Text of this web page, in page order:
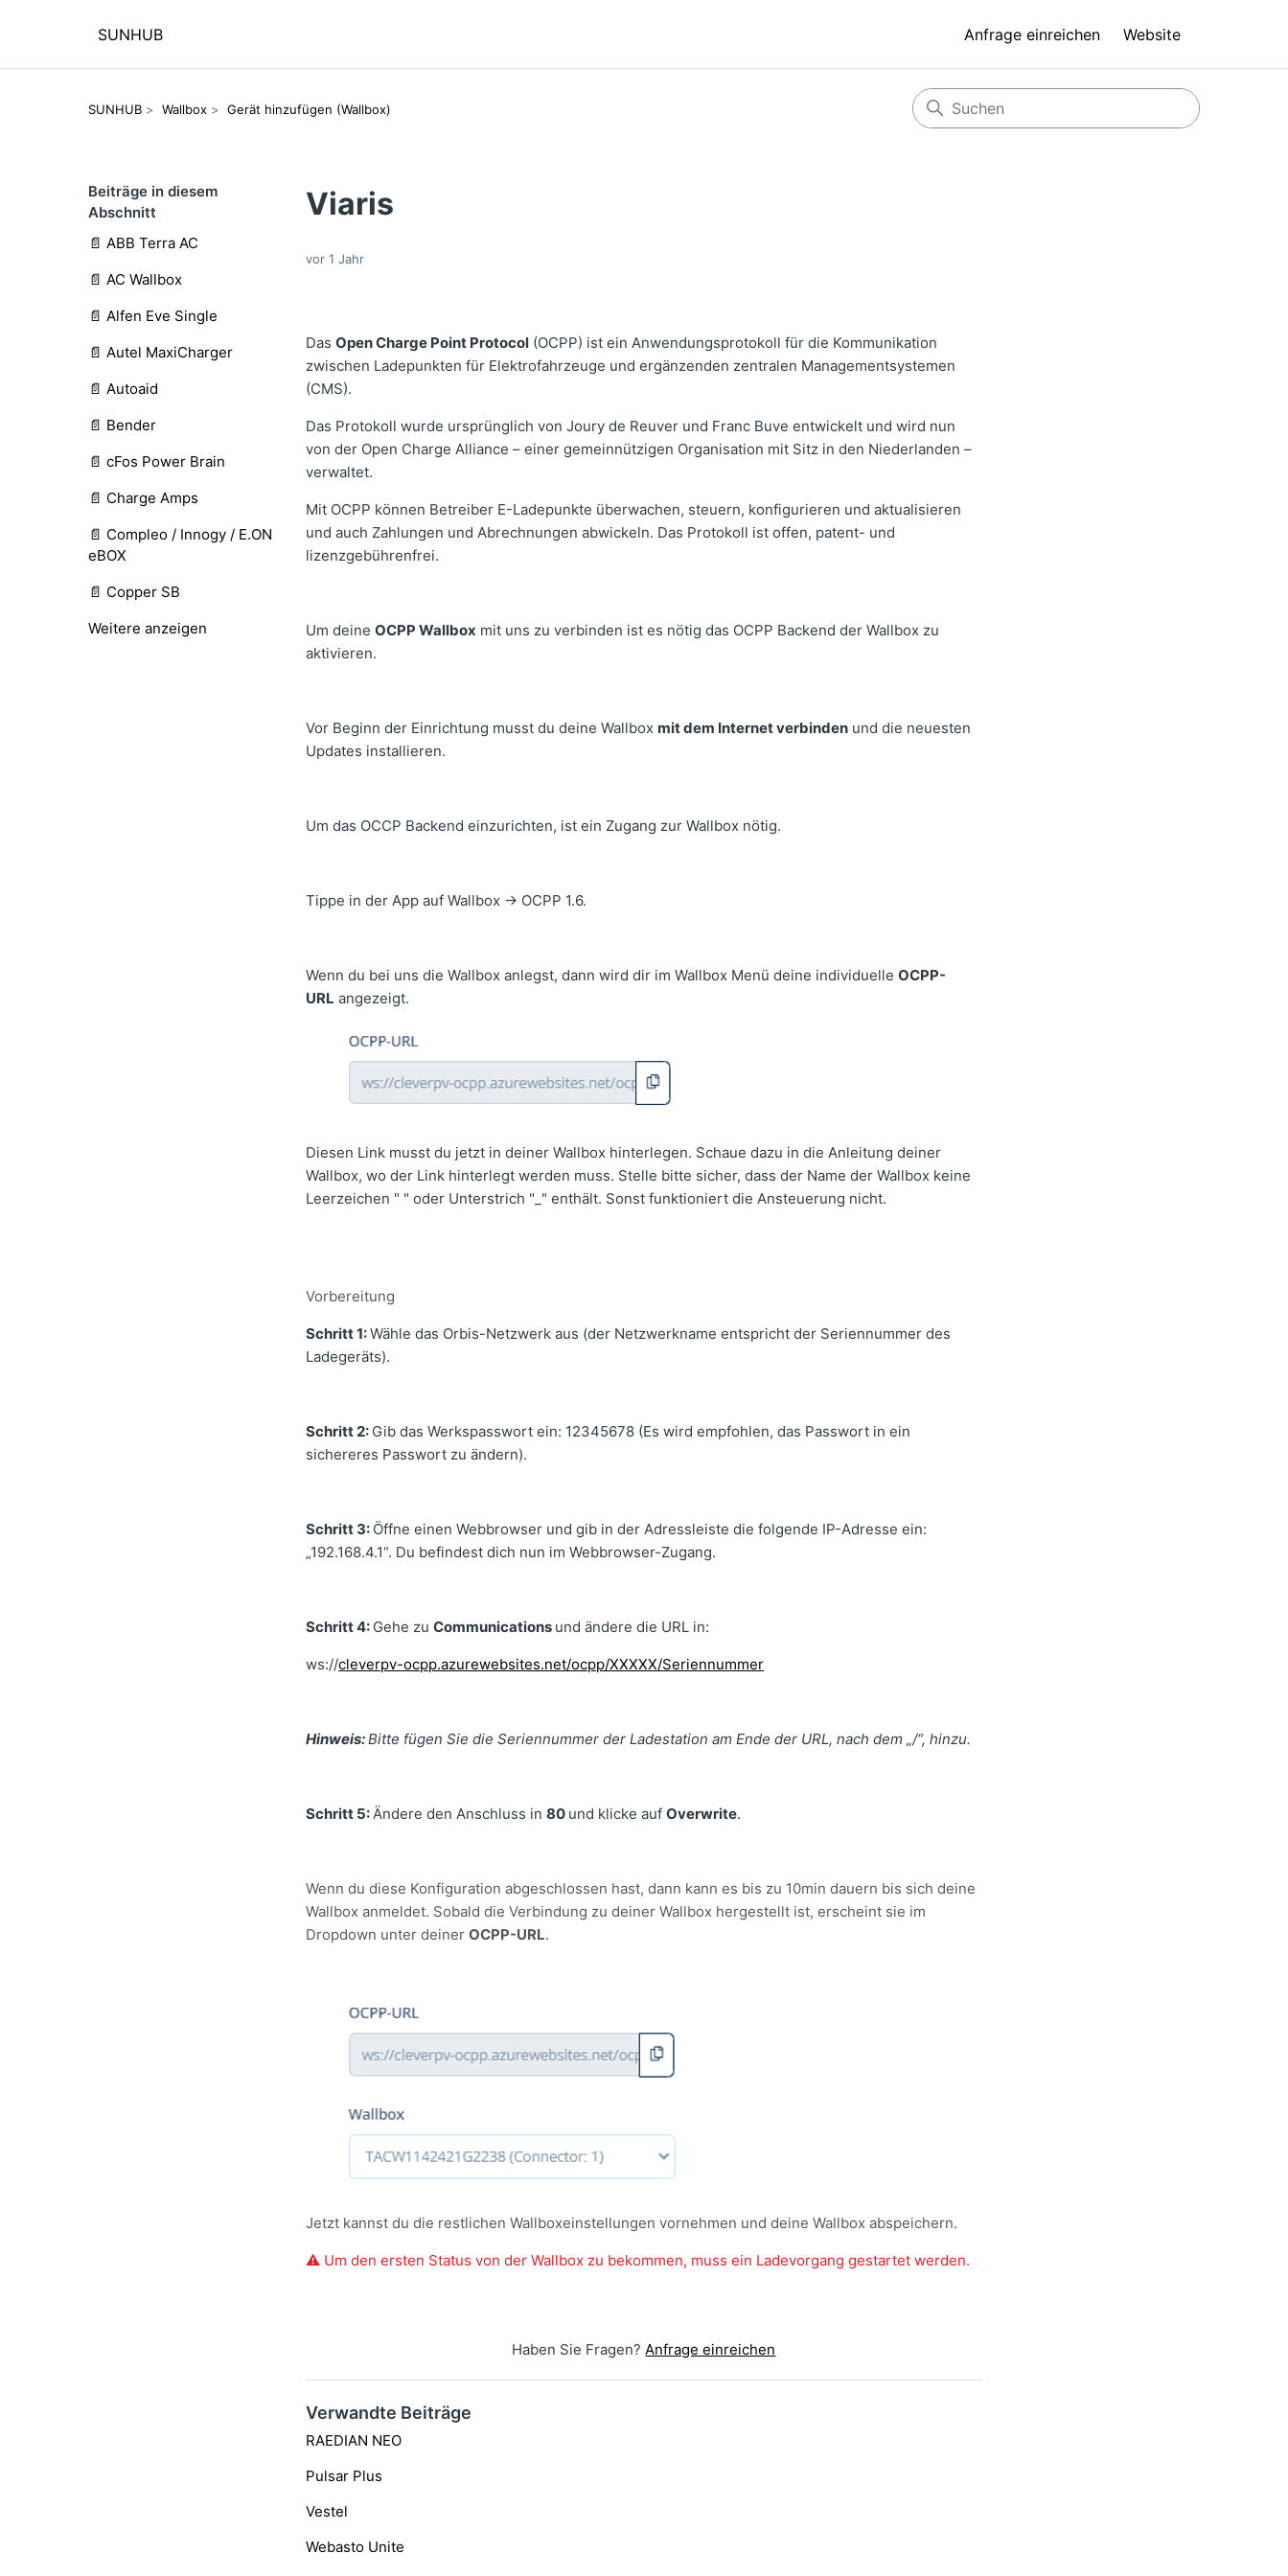
SUNHUB Anfrage einreichen Website
SUNHUB Wallbox Gerät hinzufügen (Wallbox)
Beiträge in diesem
Abschnitt
📄 ABB Terra AC
📄 AC Wallbox
📄 Alfen Eve Single
📄 Autel MaxiCharger
📄 Autoaid
📄 Bender
📄 cFos Power Brain
📄 Charge Amps
📄 Compleo / Innogy / E.ON
eBOX
📄 Copper SB
Weitere anzeigen
Viaris
vor 1 Jahr
DasOpen Charge Point Protocol (OCPP) ist ein Anwendungsprotokoll für die Kommunikation
zwischen Ladepunkten für Elektrofahrzeuge und ergänzenden zentralen Managementsystemen
(CMS).
Das Protokoll wurde ursprünglich von Joury de Reuver und Franc Buve entwickelt und wird nun
von der Open Charge Alliance – einer gemeinnützigen Organisation mit Sitz in den Niederlanden –
verwaltet.
Mit OCPP können Betreiber E-Ladepunkte überwachen, steuern, konfigurieren und aktualisieren
und auch Zahlungen und Abrechnungen abwickeln. Das Protokoll ist offen, patent- und
lizenzgebührenfrei.
Um deineOCPP Wallbox mit uns zu verbinden ist es nötig das OCPP Backend der Wallbox zu
aktivieren.
Vor Beginn der Einrichtung musst du deine Wallbox mit dem Internet verbinden und die neuesten
Updates installieren.
Um das OCCP Backend einzurichten, ist ein Zugang zur Wallbox nötig.
Tippe in der App auf Wallbox -> OCPP 1.6.
Wenn du bei uns die Wallbox anlegst, dann wird dir im Wallbox Menü deine individuelleOCPP-
URL angezeigt.
Diesen Link musst du jetzt in deiner Wallbox hinterlegen. Schaue dazu in die Anleitung deiner
Wallbox, wo der Link hinterlegt werden muss. Stelle bitte sicher, dass der Name der Wallbox keine
Leerzeichen " " oder Unterstrich "_" enthält. Sonst funktioniert die Ansteuerung nicht.
Vorbereitung
Schritt 1:Wähle das Orbis-Netzwerk aus (der Netzwerkname entspricht der Seriennummer des
Ladegeräts).
Schritt 2: Gib das Werkspasswort ein: 12345678 (Es wird empfohlen, das Passwort in ein
sichereres Passwort zu ändern).
Schritt 3: Öffne einen Webbrowser und gib in der Adressleiste die folgende IP-Adresse ein:
„192.168.4.1“. Du befindest dich nun im Webbrowser-Zugang.
Schritt 4: Gehe zuCommunications und ändere die URL in:
ws://cleverpv-ocpp.azurewebsites.net/ocpp/XXXXX/Seriennummer
Hinweis:Bitte fügen Sie die Seriennummer der Ladestation am Ende der URL, nach dem „/“, hinzu.
Schritt 5:Ändere den Anschluss in80 und klicke aufOverwrite.
Wenn du diese Konfiguration abgeschlossen hast, dann kann es bis zu 10min dauern bis sich deine
Wallbox anmeldet. Sobald die Verbindung zu deiner Wallbox hergestellt ist, erscheint sie im
Dropdown unter deinerOCPP-URL.
Jetzt kannst du die restlichen Wallboxeinstellungen vornehmen und deine Wallbox abspeichern.
⚠️ Um den ersten Status von der Wallbox zu bekommen, muss ein Ladevorgang gestartet werden.
Haben Sie Fragen?Anfrage einreichen
Verwandte Beiträge
RAEDIAN NEO
Pulsar Plus
Vestel
Webasto Unite